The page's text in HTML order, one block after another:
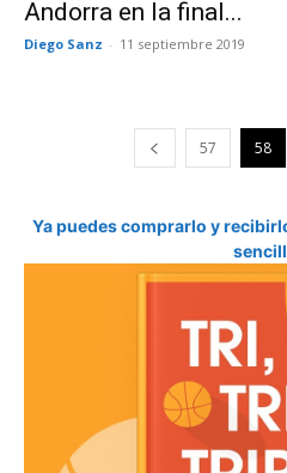
Andorra en la final...
Diego Sanz - 11 septiembre 2019
57 58
Ya puedes comprarlo y